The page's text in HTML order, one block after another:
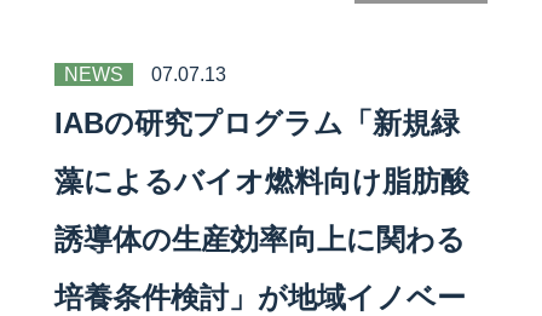
NEWS 07.07.13
IABの研究プログラム「新規緑
藻によるバイオ燃料向け脂肪酸
誘導体の生産効率向上に関わる
培養条件検討」が地域イノベー